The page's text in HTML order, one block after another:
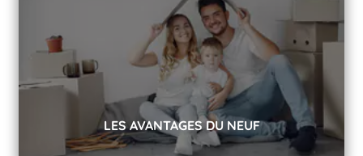
LES AVANTAGES DU NEUF